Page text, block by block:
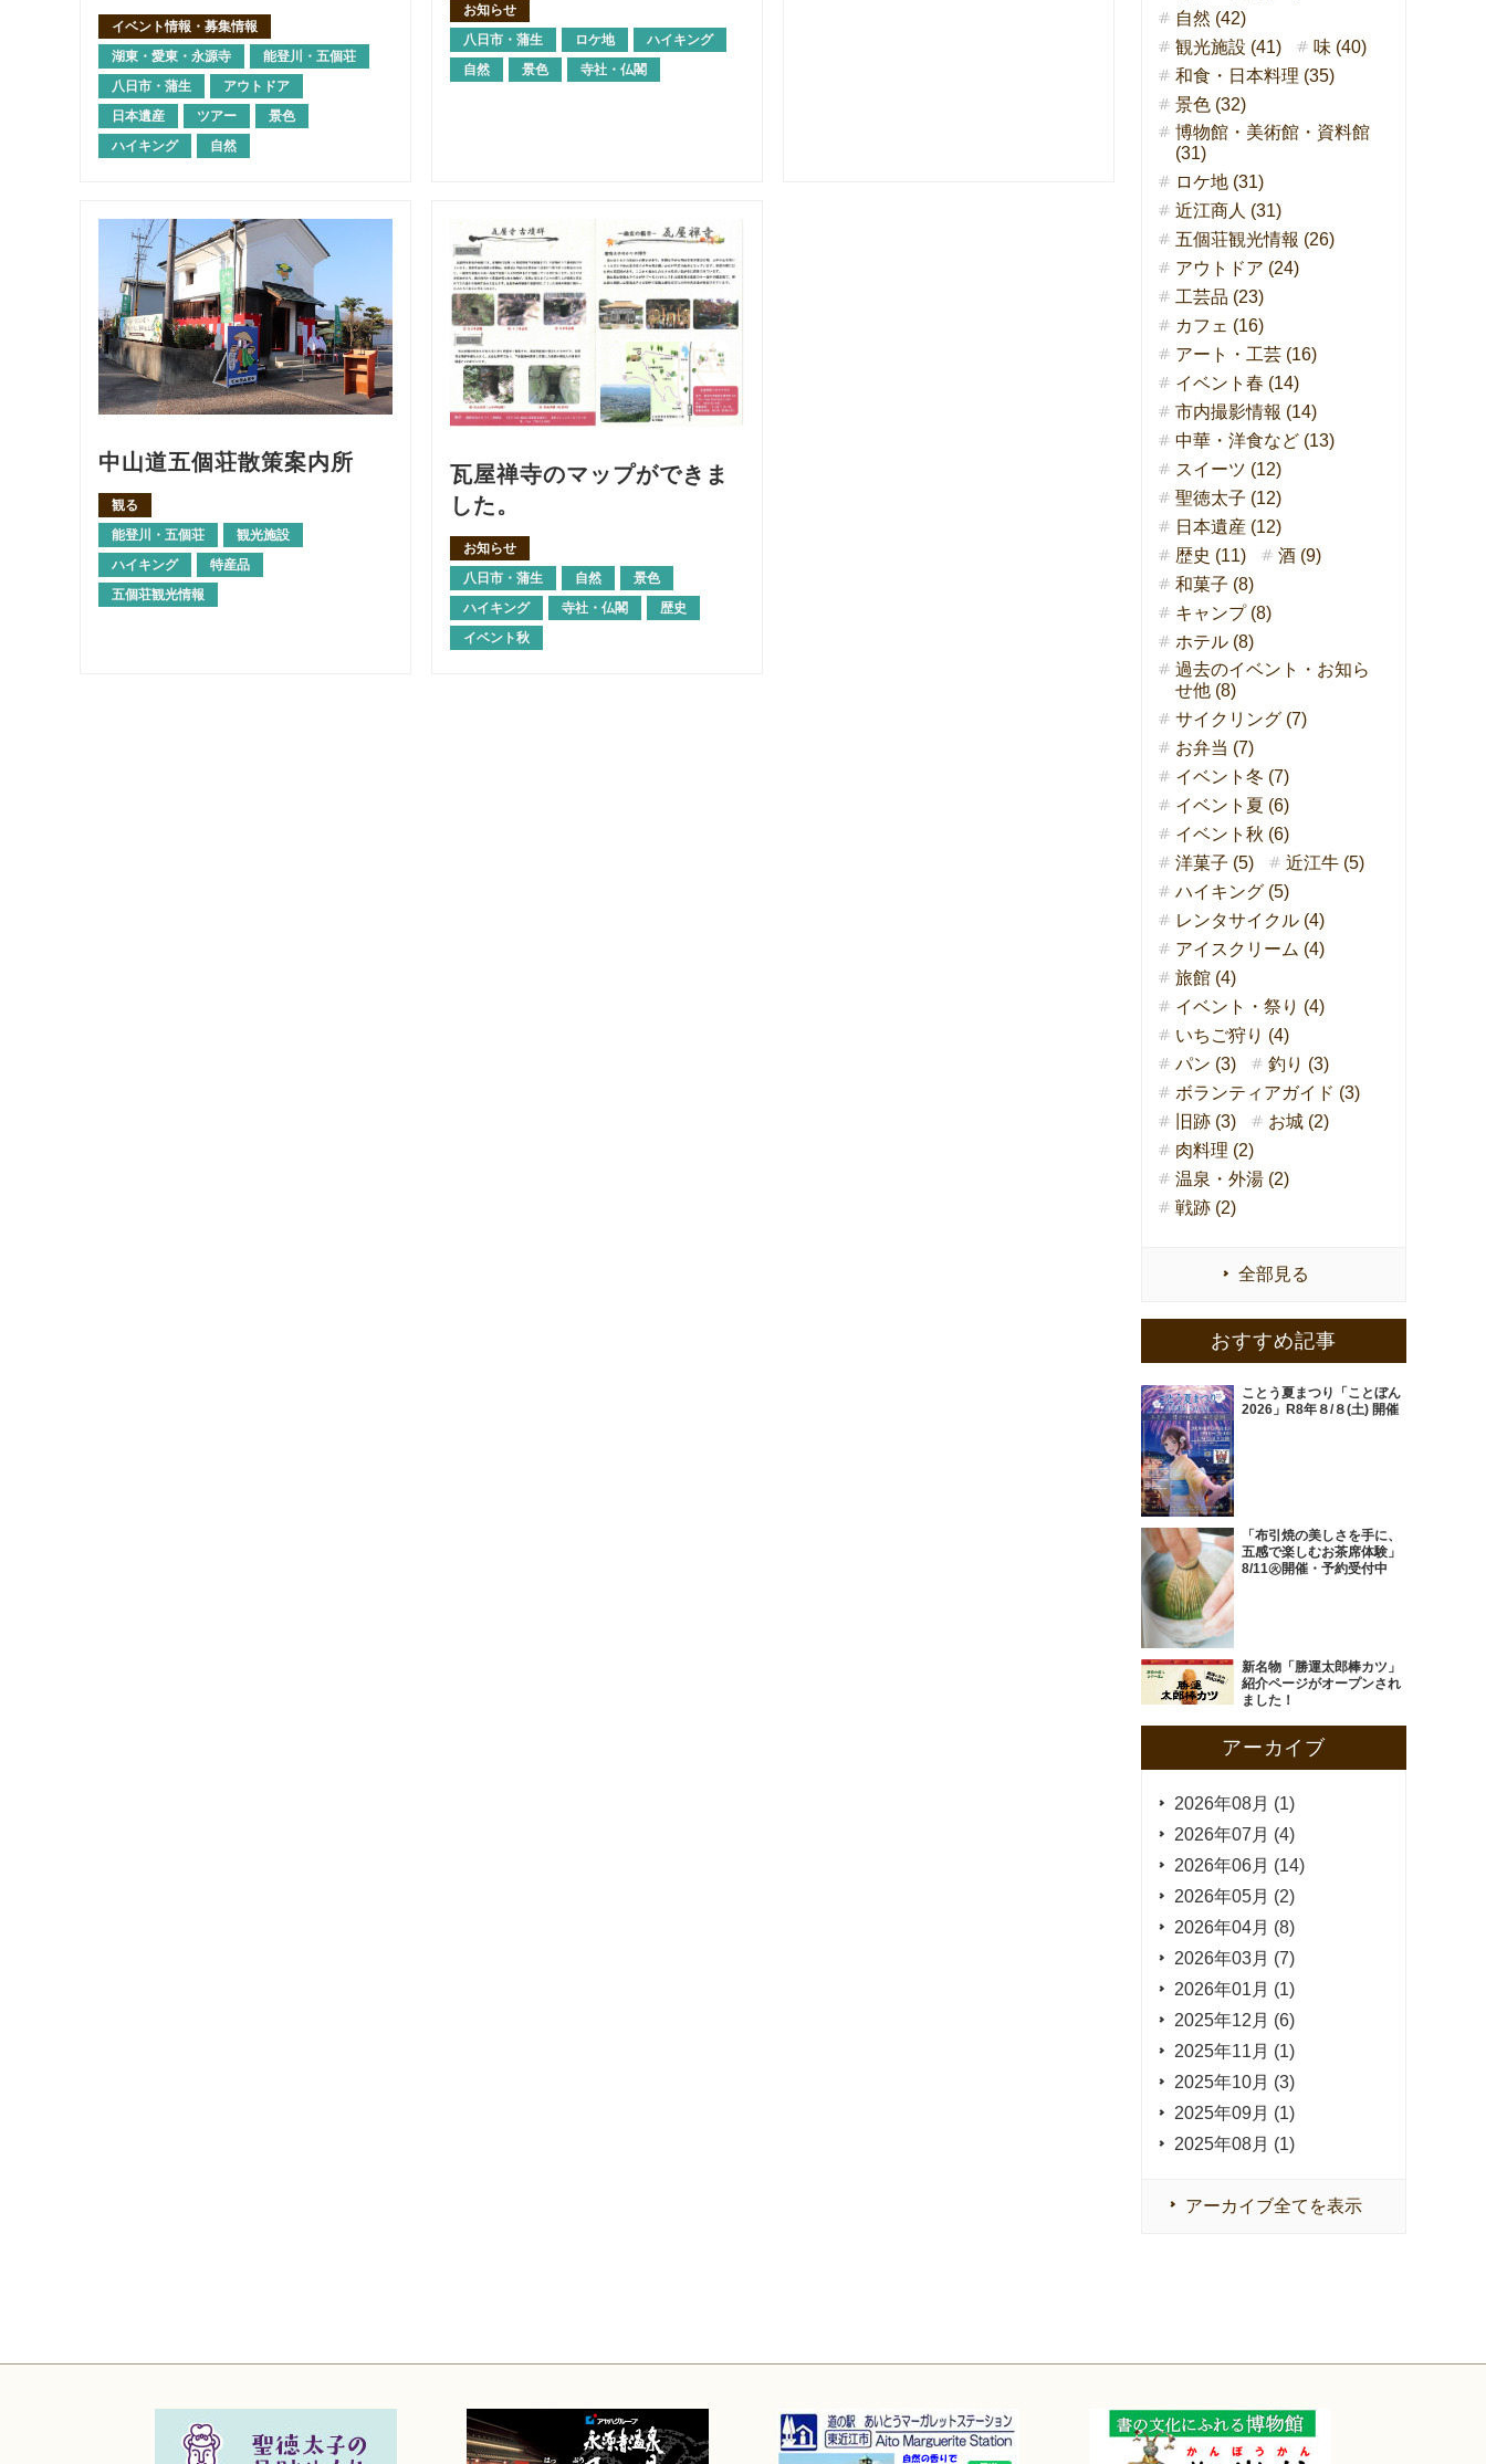
イベント情報・募集情報
湖東・愛東・永源寺
能登川・五個荘
八日市・蒲生
アウトドア
日本遺産
ツアー
景色
ハイキング
自然
お知らせ
八日市・蒲生
ロケ地
ハイキング
自然
景色 寺社・仏閣
中山道五個荘散策案内所
観る
能登川・五個荘
観光施設
ハイキング
特産品
五個荘観光情報
瓦屋禅寺のマップができま
した。
お知らせ
八日市・蒲生
自然
景色
ハイキング
寺社・仏閣
歴史
イベント秋
自然 (42)
観光施設 (41)
味 (40)
和食・日本料理 (35)
景色 (32)
博物館・美術館・資料館
(31)
ロケ地 (31)
近江商人 (31)
五個荘観光情報 (26)
アウトドア (24)
工芸品 (23)
カフェ (16)
アート・工芸 (16)
イベント春 (14)
市内撮影情報 (14)
中華・洋食など (13)
スイーツ (12)
聖徳太子 (12)
日本遺産 (12)
歴史 (11)
酒 (9)
和菓子 (8)
キャンプ (8)
ホテル (8)
過去のイベント・お知ら
せ他 (8)
サイクリング (7)
お弁当 (7)
イベント冬 (7)
イベント夏 (6)
イベント秋 (6)
洋菓子 (5)
近江牛 (5)
ハイキング (5)
レンタサイクル (4)
アイスクリーム (4)
旅館 (4)
イベント・祭り (4)
いちご狩り (4)
パン (3)
釣り (3)
ボランティアガイド (3)
旧跡 (3)
お城 (2)
肉料理 (2)
温泉・外湯 (2)
戦跡 (2)
全部見る
おすすめ記事
ことう夏まつり「ことぼん
2026」R8年８/８(土) 開催
「布引焼の美しさを手に、
五感で楽しむお茶席体験」
8/11㊋開催・予約受付中
新名物「勝運太郎棒カツ」
紹介ページがオープンされ
ました！
アーカイブ
2026年08月 (1)
2026年07月 (4)
2026年06月 (14)
2026年05月 (2)
2026年04月 (8)
2026年03月 (7)
2026年01月 (1)
2025年12月 (6)
2025年11月 (1)
2025年10月 (3)
2025年09月 (1)
2025年08月 (1)
アーカイブ全てを表示